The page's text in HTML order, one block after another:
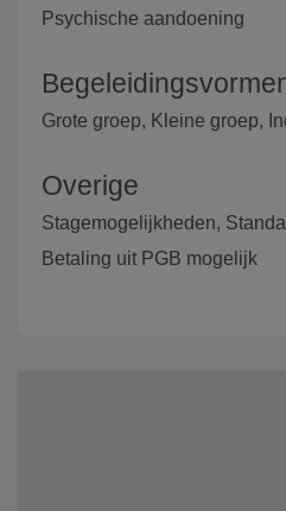
Psychische aandoening
Grote groep, Kleine groep,
Overige
Stagemogelijkheden,
Betaling uit PGB mogelijk